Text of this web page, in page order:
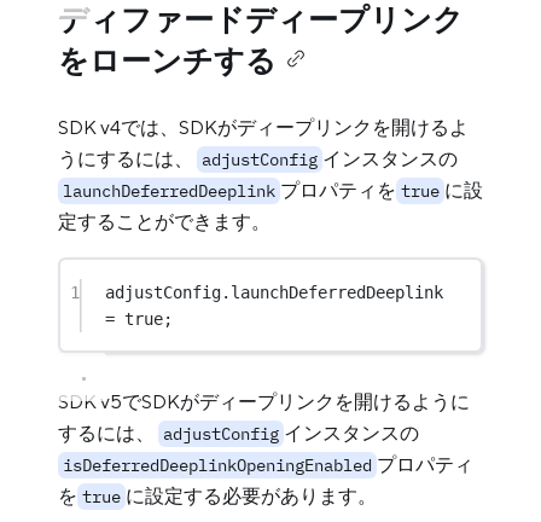
ディファードディープリンク
をローンチする
SDK v4では、SDKがディープリンクを開けるよ
うにするには、
adjustConfig インスタンスの
launchDeferredDeeplink プロパティを true に設
定することができます。
1
= true;
SDK v5でSDKがディープリンクを開けるように
するには、
adjustConfig インスタンスの
isDeferredDeeplinkOpeningEnabled プロパティ
を true に設定する必要があります。